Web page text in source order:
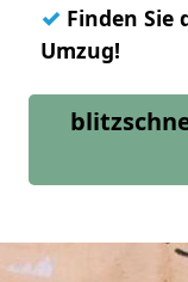
✓ Finden Sie
Umzug!